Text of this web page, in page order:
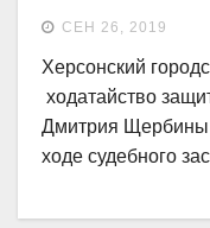
СЕН 26, 2019
Херсонский
ходатайство
Дмитрия Щербины
ходе судебного